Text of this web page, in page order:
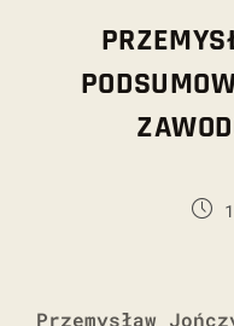
Przemysław